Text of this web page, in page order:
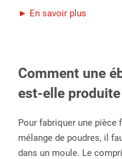
► En savoir plus
Comment une
est-elle produite
Pour fabriquer une pièce
mélange de poudres, il
dans un moule. Le